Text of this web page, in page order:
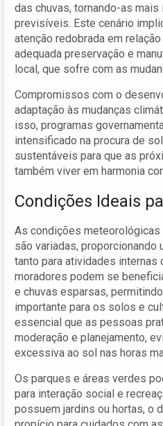
das chuvas, tornando-as
previsíveis. Este cenário
atenção redobrada em
adequada preservação e
local, que sofre com as
Compromissos com o
adaptação às mudanças
isso, programas
intensificado na procura de
sustentáveis para que as
também viver em harmonia
Condições Ideais
As condições meteorológicas
são variadas, proporcionando
tanto para atividades internas
moradores podem se
e chuvas esparsas,
importante para os solos e
essencial que as pessoas
moderação e planejamento,
excessiva ao sol nas horas
Os parques e áreas verdes
para interação social e
possuem jardins ou hortas, o